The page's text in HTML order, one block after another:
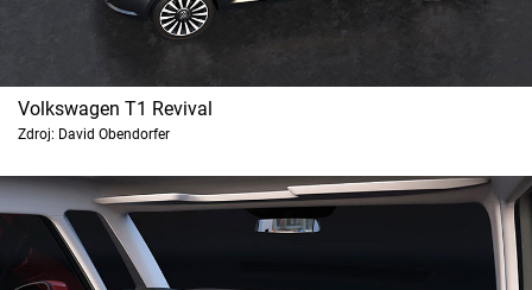
Volkswagen T1 Revival
Zdroj: David Obendorfer